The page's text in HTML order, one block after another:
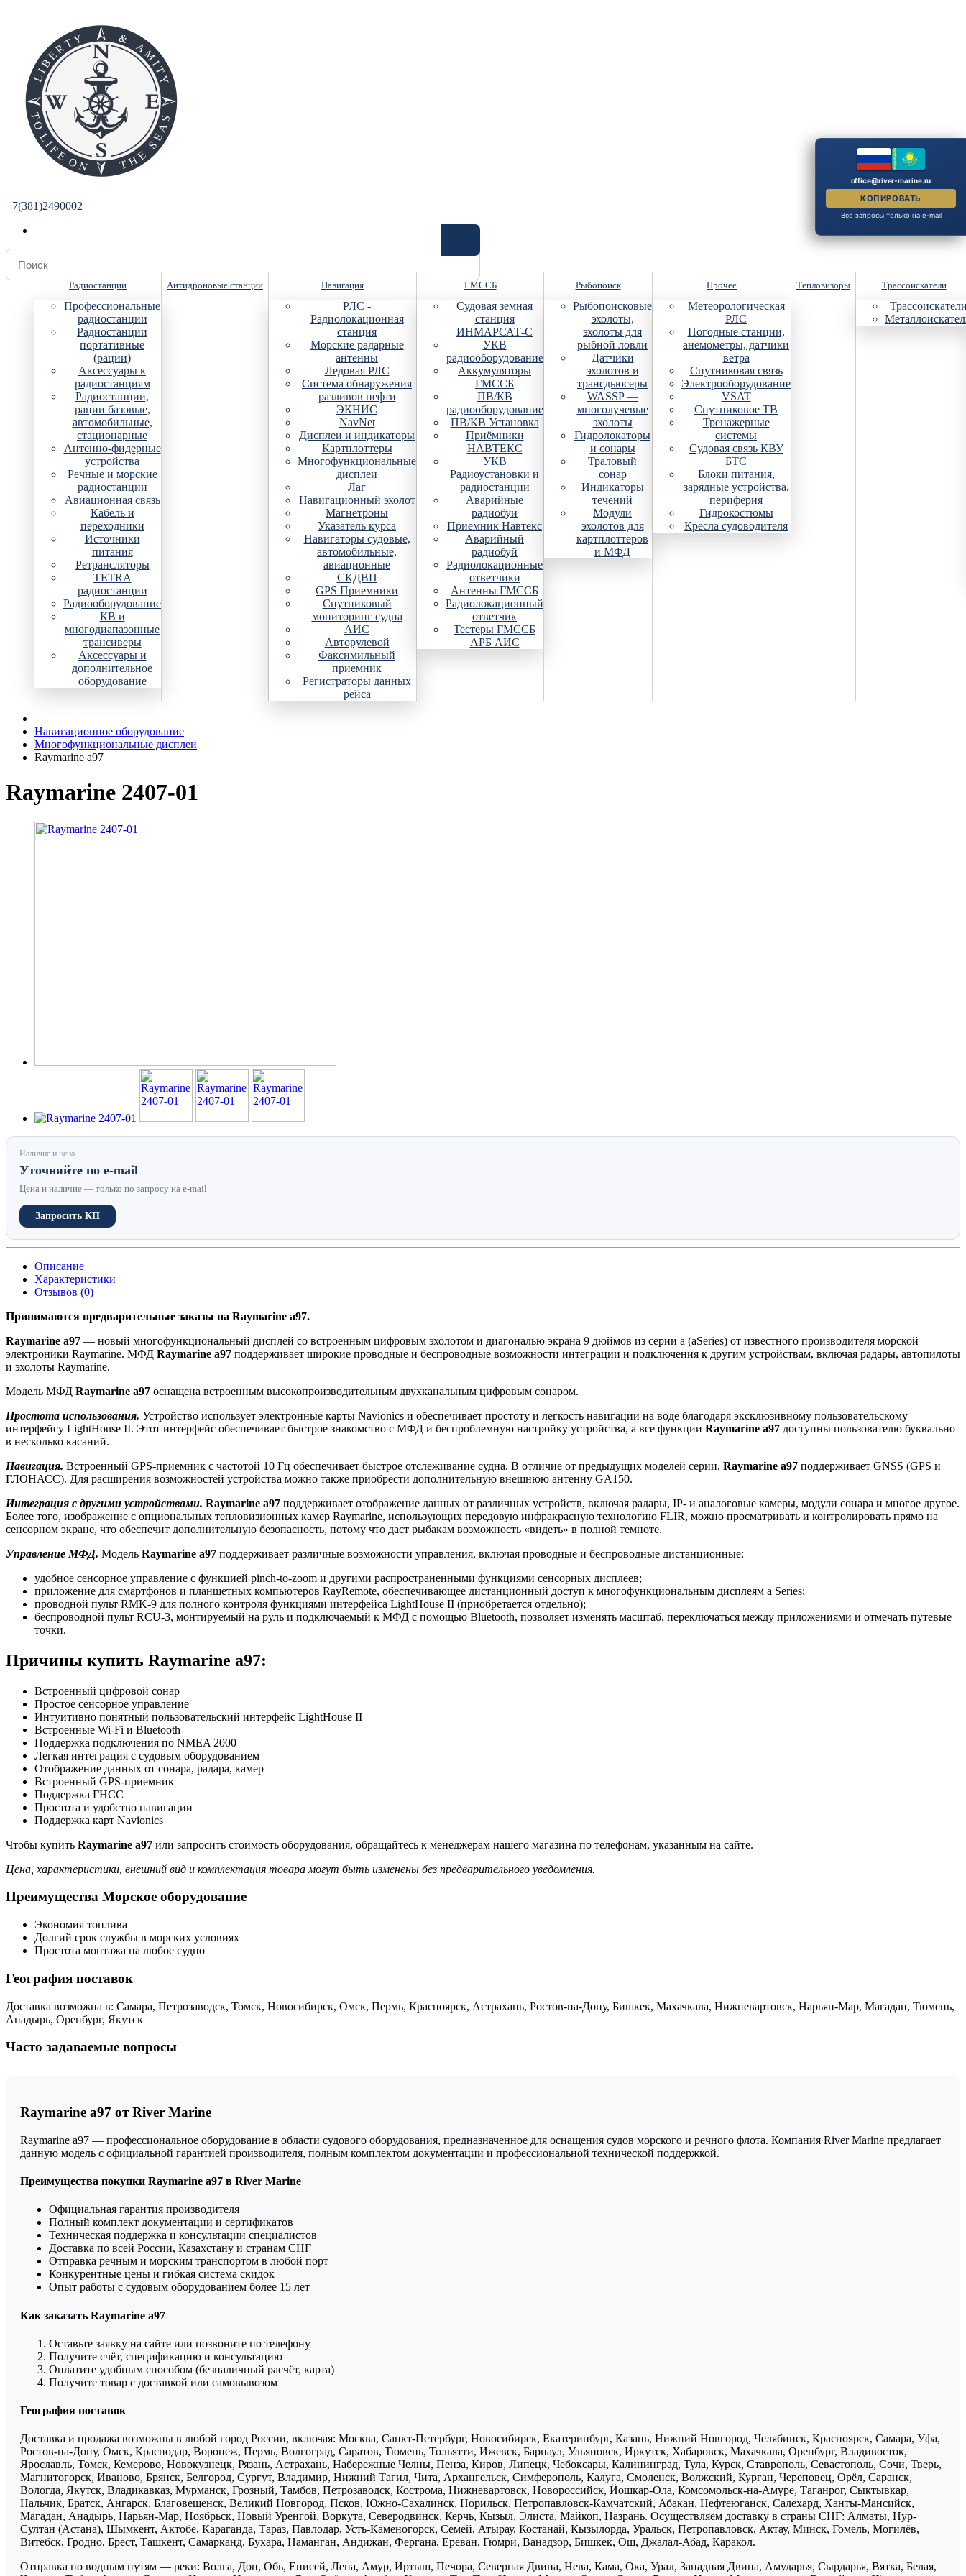
+7(381)2490002
Радиостанции
Профессиональные
радиостанции
Радиостанции
портативные
(рации)
Аксессуары к
радиостанциям
Радиостанции,
рации базовые,
автомобильные,
стационарные
Антенно-фидерные
устройства
Речные и морские
радиостанции
Авиационная связь
Кабель и
переходники
Источники
питания
Ретрансляторы
TETRA
радиостанции
Радиооборудование
КВ и
многодиапазонные
трансиверы
Аксессуары и
дополнительное
оборудование
Антидроновые станции Навигация
РЛС -
Радиолокационная
станция
Морские радарные
антенны
Ледовая РЛС
Система обнаружения
разливов нефти
ЭКНИС
NavNet
Дисплеи и индикаторы
Картплоттеры
Многофункциональные
дисплеи
Лаг
Навигационный эхолот
Магнетроны
Указатель курса
Навигаторы судовые,
автомобильные,
авиационные
СКДВП
GPS Приемники
Спутниковый
мониторинг судна
АИС
Авторулевой
Факсимильный
приемник
Регистраторы данных
рейса
ГМССБ
Судовая земная
станция
ИНМАРСАТ-С
УКВ
радиооборудование
Аккумуляторы
ГМССБ
ПВ/КВ
радиооборудование
ПВ/КВ Установка
Приёмники
НАВТЕКС
УКВ
Радиоустановки и
радиостанции
Аварийные
радиобуи
Приемник Навтекс
Аварийный
радиобуй
Радиолокационные
ответчики
Антенны ГМССБ
Радиолокационный
ответчик
Тестеры ГМССБ
АРБ АИС
Рыбопоиск
Рыбопоисковые
эхолоты,
эхолоты для
рыбной ловли
Датчики
эхолотов и
трансдьюсеры
WASSP —
многолучевые
эхолоты
Гидролокаторы
и сонары
Траловый
сонар
Индикаторы
течений
Модули
эхолотов для
картплоттеров
и МФД
Прочее
Метеорологическая
РЛС
Погодные станции,
анемометры, датчики
ветра
Спутниковая связь
Электрооборудование
VSAT
Спутниковое ТВ
Тренажерные
системы
Судовая связь КВУ
БТС
Блоки питания,
зарядные устройства,
периферия
Гидрокостюмы
Кресла судоводителя
Тепловизоры Трассоискатели
Навигационное оборудование
Многофункциональные дисплеи
Raymarine a97
Raymarine 2407-01
Наличие и цена
Уточняйте по e-mail
Цена и наличие — только по запросу на e-mail
Запросить КП
Описание
Характеристики
Отзывов (0)
Принимаются предварительные заказы на Raymarine a97.
Raymarine a97 — новый многофункциональный дисплей со встроенным цифровым эхолотом и диагональю экрана 9 дюймов из серии a (aSeries) от известного производителя морской
электроники Raymarine. МФД Raymarine a97 поддерживает широкие проводные и беспроводные возможности интеграции и подключения к другим устройствам, включая радары, автопилоты
и эхолоты Raymarine.
Модель МФД Raymarine a97 оснащена встроенным высокопроизводительным двухканальным цифровым сонаром.
Простота использования. Устройство использует электронные карты Navionics и обеспечивает простоту и легкость навигации на воде благодаря эксклюзивному пользовательскому
интерфейсу LightHouse II. Этот интерфейс обеспечивает быстрое знакомство с МФД и беспроблемную настройку устройства, а все функции Raymarine a97 доступны пользователю буквально
в несколько касаний.
Навигация. Встроенный GPS-приемник с частотой 10 Гц обеспечивает быстрое отслеживание судна. В отличие от предыдущих моделей серии, Raymarine a97 поддерживает GNSS (GPS и
ГЛОНАСС). Для расширения возможностей устройства можно также приобрести дополнительную внешнюю антенну GA150.
Интеграция с другими устройствами. Raymarine a97 поддерживает отображение данных от различных устройств, включая радары, IP- и аналоговые камеры, модули сонара и многое другое.
Более того, изображение с опциональных тепловизионных камер Raymarine, использующих передовую инфракрасную технологию FLIR, можно просматривать и контролировать прямо на
сенсорном экране, что обеспечит дополнительную безопасность, потому что даст рыбакам возможность «видеть» в полной темноте.
Управление МФД. Модель Raymarine a97 поддерживает различные возможности управления, включая проводные и беспроводные дистанционные:
удобное сенсорное управление с функцией pinch-to-zoom и другими распространенными функциями сенсорных дисплеев;
приложение для смартфонов и планшетных компьютеров RayRemote, обеспечивающее дистанционный доступ к многофункциональным дисплеям a Series;
проводной пульт RMK-9 для полного контроля функциями интерфейса LightHouse II (приобретается отдельно);
беспроводной пульт RCU-3, монтируемый на руль и подключаемый к МФД с помощью Bluetooth, позволяет изменять масштаб, переключаться между приложениями и отмечать путевые
точки.
Причины купить Raymarine a97:
Встроенный цифровой сонар
Простое сенсорное управление
Интуитивно понятный пользовательский интерфейс LightHouse II
Встроенные Wi-Fi и Bluetooth
Поддержка подключения по NMEA 2000
Легкая интеграция с судовым оборудованием
Отображение данных от сонара, радара, камер
Встроенный GPS-приемник
Поддержка ГНСС
Простота и удобство навигации
Поддержка карт Navionics
Чтобы купить Raymarine a97 или запросить стоимость оборудования, обращайтесь к менеджерам нашего магазина по телефонам, указанным на сайте.
Цена, характеристики, внешний вид и комплектация товара могут быть изменены без предварительного уведомления.
Преимущества Морское оборудование
Экономия топлива
Долгий срок службы в морских условиях
Простота монтажа на любое судно
География поставок
Доставка возможна в: Самара, Петрозаводск, Томск, Новосибирск, Омск, Пермь, Красноярск, Астрахань, Ростов-на-Дону, Бишкек, Махачкала, Нижневартовск, Нарьян-Мар, Магадан, Тюмень,
Анадырь, Оренбург, Якутск
Часто задаваемые вопросы
Raymarine a97 от River Marine
Raymarine a97 — профессиональное оборудование в области судового оборудования, предназначенное для оснащения судов морского и речного флота. Компания River Marine предлагает
данную модель с официальной гарантией производителя, полным комплектом документации и профессиональной технической поддержкой.
Преимущества покупки Raymarine a97 в River Marine
Официальная гарантия производителя
Полный комплект документации и сертификатов
Техническая поддержка и консультации специалистов
Доставка по всей России, Казахстану и странам СНГ
Отправка речным и морским транспортом в любой порт
Конкурентные цены и гибкая система скидок
Опыт работы с судовым оборудованием более 15 лет
Как заказать Raymarine a97
Оставьте заявку на сайте или позвоните по телефону
Получите счёт, спецификацию и консультацию
Оплатите удобным способом (безналичный расчёт, карта)
Получите товар с доставкой или самовывозом
География поставок
Доставка и продажа возможны в любой город России, включая: Москва, Санкт-Петербург, Новосибирск, Екатеринбург, Казань, Нижний Новгород, Челябинск, Красноярск, Самара, Уфа,
Ростов-на-Дону, Омск, Краснодар, Воронеж, Пермь, Волгоград, Саратов, Тюмень, Тольятти, Ижевск, Барнаул, Ульяновск, Иркутск, Хабаровск, Махачкала, Оренбург, Владивосток,
Ярославль, Томск, Кемерово, Новокузнецк, Рязань, Астрахань, Набережные Челны, Пенза, Киров, Липецк, Чебоксары, Калининград, Тула, Курск, Ставрополь, Севастополь, Сочи, Тверь,
Магнитогорск, Иваново, Брянск, Белгород, Сургут, Владимир, Нижний Тагил, Чита, Архангельск, Симферополь, Калуга, Смоленск, Волжский, Курган, Череповец, Орёл, Саранск,
Вологда, Якутск, Владикавказ, Мурманск, Грозный, Тамбов, Петрозаводск, Кострома, Нижневартовск, Новороссийск, Йошкар-Ола, Комсомольск-на-Амуре, Таганрог, Сыктывкар,
Нальчик, Братск, Ангарск, Благовещенск, Великий Новгород, Псков, Южно-Сахалинск, Норильск, Петропавловск-Камчатский, Абакан, Нефтеюганск, Салехард, Ханты-Мансийск,
Магадан, Анадырь, Нарьян-Мар, Ноябрьск, Новый Уренгой, Воркута, Северодвинск, Керчь, Кызыл, Элиста, Майкоп, Назрань. Осуществляем доставку в страны СНГ: Алматы, Нур-
Султан (Астана), Шымкент, Актобе, Караганда, Тараз, Павлодар, Усть-Каменогорск, Семей, Атырау, Костанай, Кызылорда, Уральск, Петропавловск, Актау, Минск, Гомель, Могилёв,
Витебск, Гродно, Брест, Ташкент, Самарканд, Бухара, Наманган, Андижан, Фергана, Ереван, Гюмри, Ванадзор, Бишкек, Ош, Джалал-Абад, Каракол.
Отправка по водным путям — реки: Волга, Дон, Обь, Енисей, Лена, Амур, Иртыш, Печора, Северная Двина, Нева, Кама, Ока, Урал, Западная Двина, Амударья, Сырдарья, Вятка, Белая,
office@river-marine.ru
КОПИРОВАТЬ
Все запросы только на e-mail